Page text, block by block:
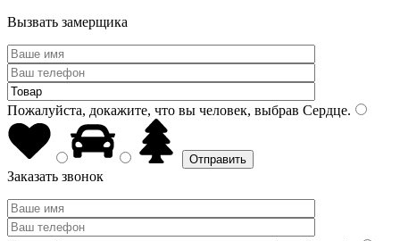
Вызвать замерщика
Пожалуйста, докажите, что вы человек, выбрав Сердце.
Заказать звонок